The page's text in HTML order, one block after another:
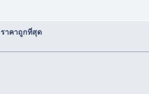
ราคาถูกที่สุด